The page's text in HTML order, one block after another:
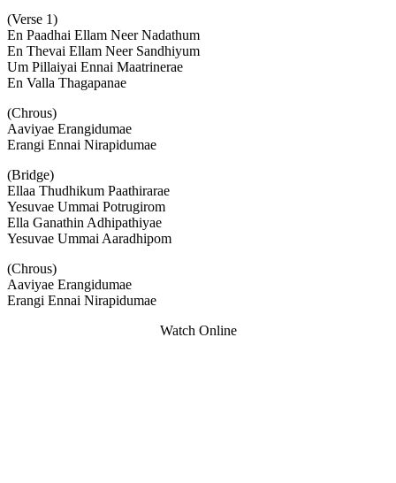
(Verse 1)
En Paadhai Ellam Neer Nadathum
En Thevai Ellam Neer Sandhiyum
Um Pillaiyai Ennai Maatrinerae
En Valla Thagapanae
(Chrous)
Aaviyae Erangidumae
Erangi Ennai Nirapidumae
(Bridge)
Ellaa Thudhikum Paathirarae
Yesuvae Ummai Potrugirom
Ella Ganathin Adhipathiyae
Yesuvae Ummai Aaradhipom
(Chrous)
Aaviyae Erangidumae
Erangi Ennai Nirapidumae
Watch Online